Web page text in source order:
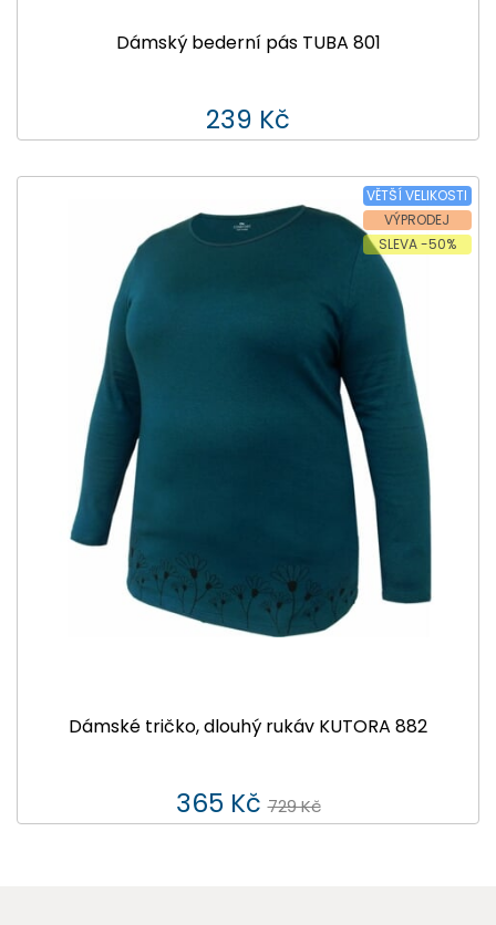
Dámský bederní pás TUBA 801
239 Kč
VĚTŠÍ VELIKOSTI
VÝPRODEJ
SLEVA -50%
Dámské tričko, dlouhý rukáv KUTORA 882
365 Kč 729 Kč